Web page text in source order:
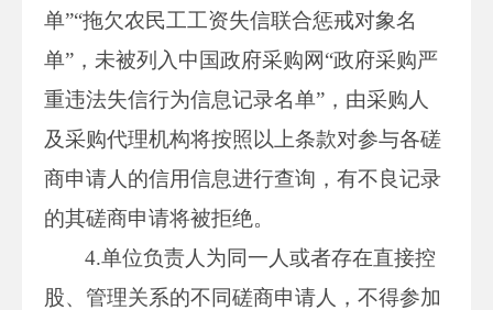
单”“拖欠农民工工资失信联合惩戒对象名
单”，未被列入中国政府采购网“政府采购严
重违法失信行为信息记录名单”，由采购人
及采购代理机构将按照以上条款对参与各磋
商申请人的信用信息进行查询，有不良记录
的其磋商申请将被拒绝。
4.单位负责人为同一人或者存在直接控
股、管理关系的不同磋商申请人，不得参加